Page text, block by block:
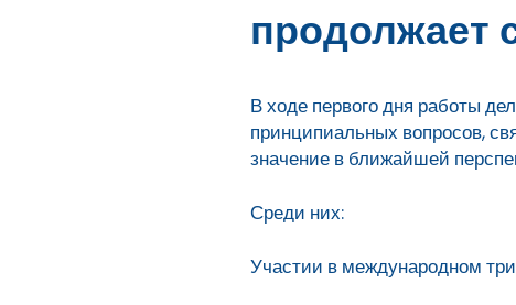
продолжает
В ходе первого дня работы
принципиальных вопросов,
значение в ближайшей
Среди них:
Участии в международном